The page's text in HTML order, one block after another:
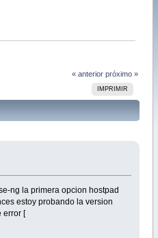
« anterior próximo »
IMPRIMIR
ng la primera opcion hostpad
estoy probando la version
error [